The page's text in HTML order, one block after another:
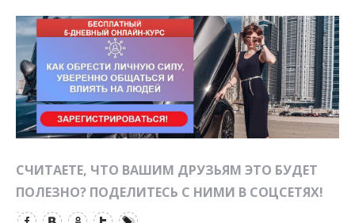
СЧИТАЕТЕ, ЧТО ВАШИМ ДРУЗЬЯМ ЭТО БУДЕТ
ПОЛЕЗНО? ПОДЕЛИТЕСЬ С НИМИ В СОЦСЕТЯХ!